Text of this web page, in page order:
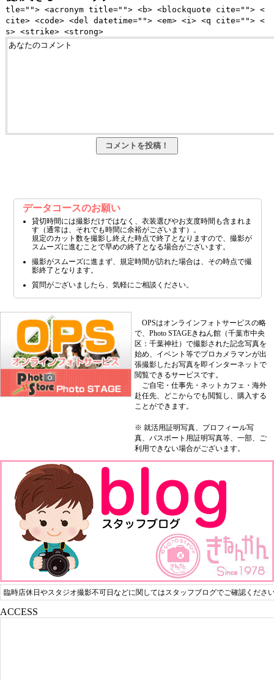
tle=""> <acronym title=""> <b> <blockquote cite=""> <
cite> <code> <del datetime=""> <em> <i> <q cite=""> <
s> <strike> <strong>
データコースのお願い
貸切時間には撮影だけではなく、衣装選びやお支度時間も含まれま
す（通常は、それでも時間に余裕がございます）。
規定のカット数を撮影し終えた時点で終了となりますので、撮影が
スムーズに進むことで早めの終了となる場合がございます。
撮影がスムーズに進まず、規定時間が訪れた場合は、その時点で撮
影終了となります。
質問がございましたら、気軽にご相談ください。
OPSはオンラインフォトサービスの略
で、Photo STAGEきねん館（千葉市中央
区：千葉神社）で撮影された記念写真を
始め、イベント等でプロカメラマンが出
張撮影したお写真を即インターネットで
閲覧できるサービスです。
ご自宅・仕事先・ネットカフェ・海外
赴任先、どこからでも閲覧し、購入する
ことができます。
※ 就活用証明写真、プロフィール写
真、パスポート用証明写真等、一部、ご
利用できない場合がございます。
臨時店休日やスタジオ撮影不可日などに関してはスタッフブログでご確認くださ
ACCESS